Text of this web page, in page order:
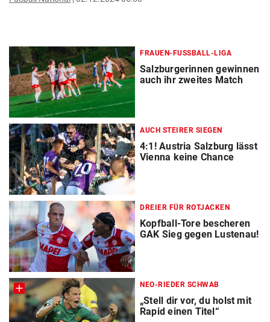
FRAUEN-FUSSBALL-LIGA
Salzburgerinnen gewinnen
auch ihr zweites Match
AUCH STEIRER SIEGEN
4:1! Austria Salzburg lässt
Vienna keine Chance
DREIER FÜR ROTJACKEN
Kopfball-Tore bescheren
GAK Sieg gegen Lustenau!
NEO-RIEDER SCHWAB
„Stell dir vor, du holst mit
Rapid einen Titel“